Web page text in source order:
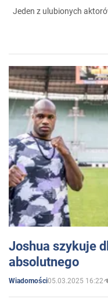
Jeden z ulubionych
Joshua szykuje
absolutnego
Wiadomości05.03.2025 16:22